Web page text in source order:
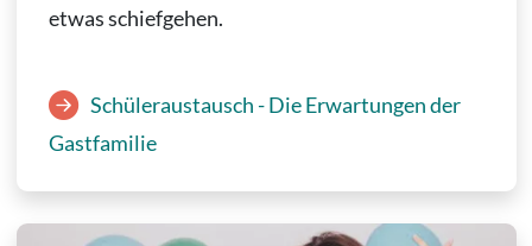
etwas schiefgehen.
Schüleraustausch - Die Erwartungen der
Gastfamilie